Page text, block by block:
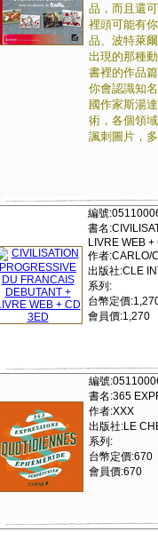
品，而且還
裡頭可能有
品、波特萊
出現的那種
書裡的作品
你會認識知
國作家斯湯
術，各個領
諷刺圖片，
編號
書名
LIVRE WEB
作者:CARLO/
出版社:CLE
系列:
台幣定價
會員價:1,270
編號
書名:365
作者:XXX
出版社:LE
系列:
台幣定價:670
會員價:670